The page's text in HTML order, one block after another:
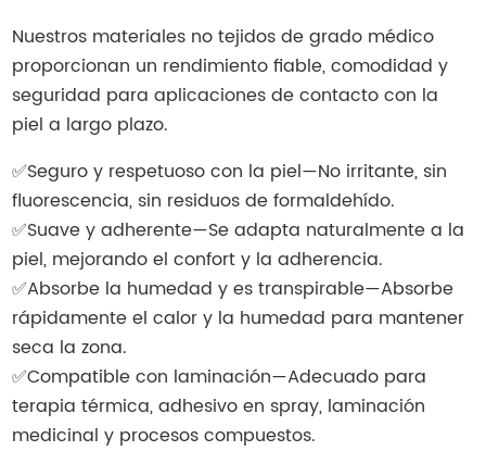
Nuestros materiales no tejidos de grado médico
proporcionan un rendimiento fiable, comodidad y
seguridad para aplicaciones de contacto con la
piel a largo plazo.
✅Seguro y respetuoso con la piel—No irritante, sin
fluorescencia, sin residuos de formaldehído.
✅Suave y adherente—Se adapta naturalmente a la
piel, mejorando el confort y la adherencia.
✅Absorbe la humedad y es transpirable—Absorbe
rápidamente el calor y la humedad para mantener
seca la zona.
✅Compatible con laminación—Adecuado para
terapia térmica, adhesivo en spray, laminación
medicinal y procesos compuestos.